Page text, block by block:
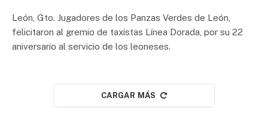
León, Gto. Jugadores de los Panzas Verdes de León,
felicitaron al gremio de taxistas Línea Dorada, por su 22
aniversario al servicio de los leoneses.
CARGAR MÁS